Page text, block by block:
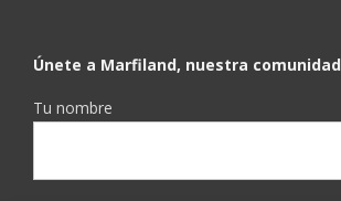
Únete a Marfiland, nuestra comunidad
Tu nombre